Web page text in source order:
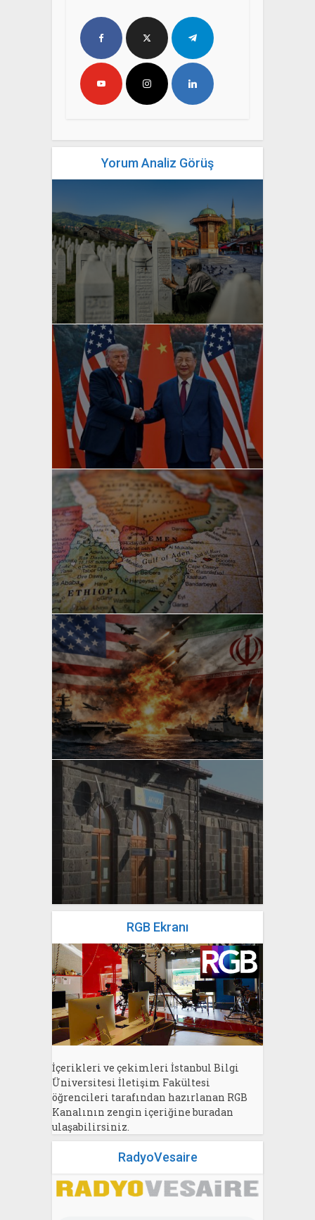
Yorum Analiz Görüş
yazan
Bahri Ak
yazan
Bahri Ak
yazan
Bahri Ak
yazan
Bahri Ak
yazan
Bahri Ak
RGB Ekranı
İçerikleri ve çekimleri İstanbul Bilgi
Üniversitesi İletişim Fakültesi
öğrencileri tarafından hazırlanan RGB
Kanalının zengin içeriğine buradan
ulaşabilirsiniz.
RadyoVesaire